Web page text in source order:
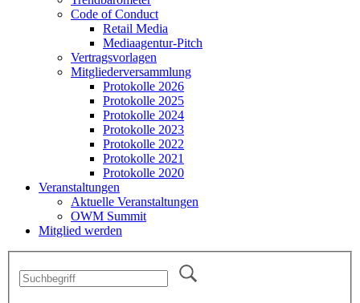
Code of Conduct
Retail Media
Mediaagentur-Pitch
Vertragsvorlagen
Mitgliederversammlung
Protokolle 2026
Protokolle 2025
Protokolle 2024
Protokolle 2023
Protokolle 2022
Protokolle 2021
Protokolle 2020
Veranstaltungen
Aktuelle Veranstaltungen
OWM Summit
Mitglied werden